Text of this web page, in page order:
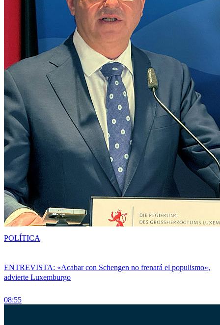
ENTREVISTA: «Acabar con Schengen no frenará el populismo»,
advierte Luxemburgo
08:55
POLÍTICA